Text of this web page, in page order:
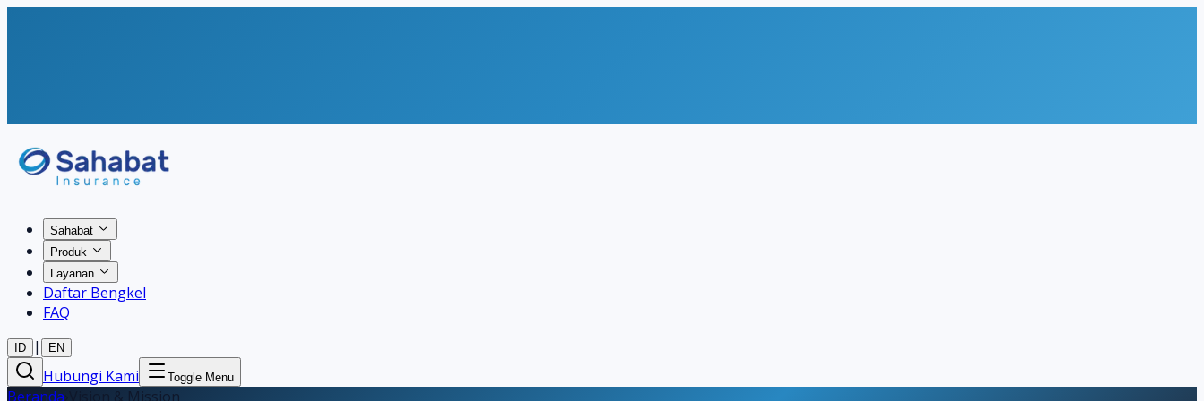
Sahabat
Produk
Layanan
Daftar Bengkel
FAQ
ID | EN
Hubungi Kami Toggle Menu
Beranda Vision & Mission